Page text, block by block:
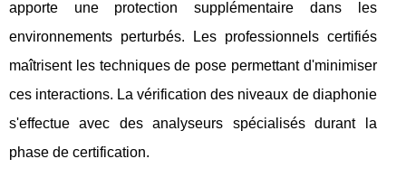
apporte une protection supplémentaire dans les
environnements perturbés. Les professionnels certifiés
maîtrisent les techniques de pose permettant d'minimiser
ces interactions. La vérification des niveaux de diaphonie
s'effectue avec des analyseurs spécialisés durant la
phase de certification.